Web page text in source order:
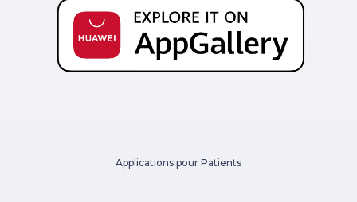
Applications pour Patients